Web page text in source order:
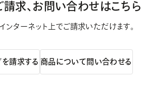
求、 お問い合わせはこちら
ンターネット上でご請求いただけます。
を請求する 商品について問い合わせる